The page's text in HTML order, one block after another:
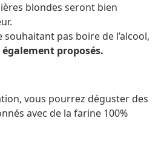
blondes seront bien
pas boire de l’alcool,
proposés.
vous pourrez déguster des
avec de la farine 100%